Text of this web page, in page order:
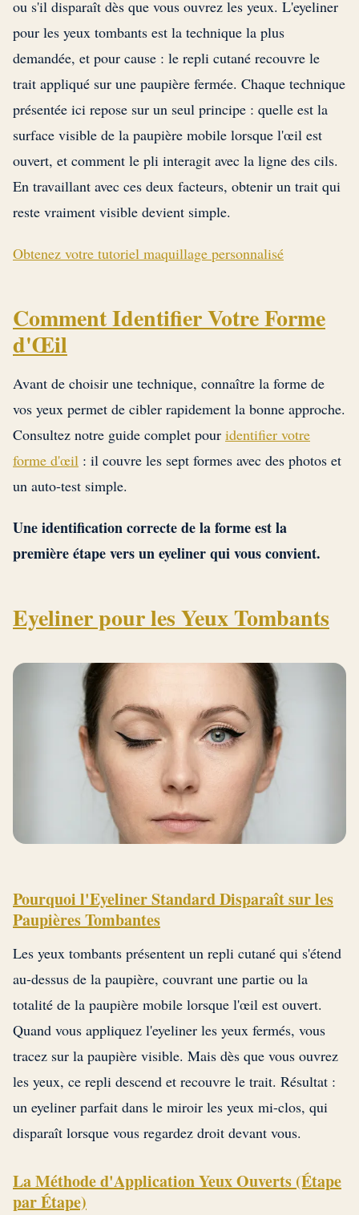
ou s'il disparaît dès que vous ouvrez les yeux. L'eyeliner
pour les yeux tombants est la technique la plus
demandée, et pour cause : le repli cutané recouvre le
trait appliqué sur une paupière fermée. Chaque technique
présentée ici repose sur un seul principe : quelle est la
surface visible de la paupière mobile lorsque l'œil est
ouvert, et comment le pli interagit avec la ligne des cils.
En travaillant avec ces deux facteurs, obtenir un trait qui
reste vraiment visible devient simple.
Obtenez votre tutoriel maquillage personnalisé
Comment Identifier Votre Forme
d'Œil
Avant de choisir une technique, connaître la forme de
vos yeux permet de cibler rapidement la bonne approche.
Consultez notre guide complet pour identifier votre
forme d'œil : il couvre les sept formes avec des photos et
un auto-test simple.
Une identification correcte de la forme est la
première étape vers un eyeliner qui vous convient.
Eyeliner pour les Yeux Tombants
Pourquoi l'Eyeliner Standard Disparaît sur les
Paupières Tombantes
Les yeux tombants présentent un repli cutané qui s'étend
au-dessus de la paupière, couvrant une partie ou la
totalité de la paupière mobile lorsque l'œil est ouvert.
Quand vous appliquez l'eyeliner les yeux fermés, vous
tracez sur la paupière visible. Mais dès que vous ouvrez
les yeux, ce repli descend et recouvre le trait. Résultat :
un eyeliner parfait dans le miroir les yeux mi-clos, qui
disparaît lorsque vous regardez droit devant vous.
La Méthode d'Application Yeux Ouverts (Étape
par Étape)